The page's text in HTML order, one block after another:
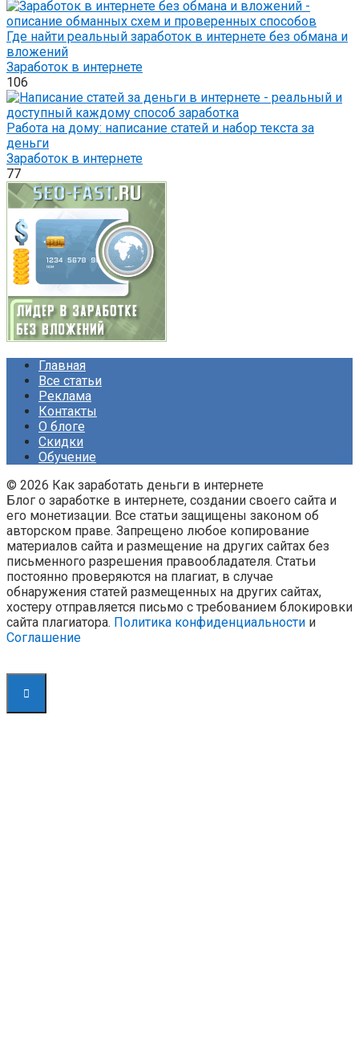
Где найти реальный заработок в интернете без обмана и
вложений
Заработок в интернете
106
Работа на дому: написание статей и набор текста за
деньги
Заработок в интернете
77
Главная
Все статьи
Реклама
Контакты
О блоге
Скидки
Обучение
© 2026 Как заработать деньги в интернете
Блог о заработке в интернете, создании своего сайта и
его монетизации. Все статьи защищены законом об
авторском праве. Запрещено любое копирование
материалов сайта и размещение на других сайтах без
письменного разрешения правообладателя. Статьи
постоянно проверяются на плагиат, в случае
обнаружения статей размещенных на других сайтах,
хостеру отправляется письмо с требованием блокировки
сайта плагиатора. Политика конфиденциальности и
Соглашение